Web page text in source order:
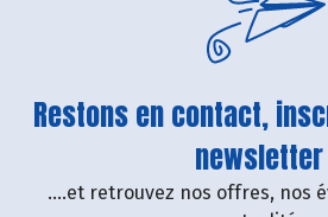
Restons en contact,
....et retrouvez nos offres, nos